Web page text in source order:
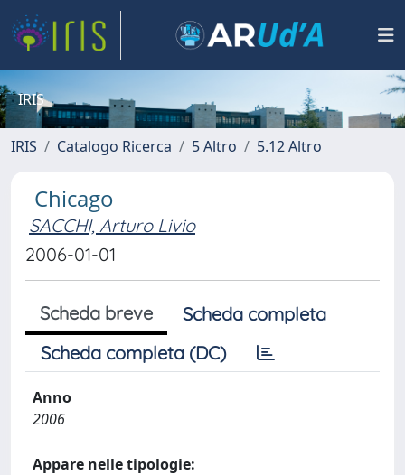
IRIS
IRIS Catalogo Ricerca 5 Altro 5.12 Altro
Chicago
SACCHI, Arturo Livio
2006-01-01
Scheda breve
Scheda completa
Scheda completa (DC)
Anno
2006
Appare nelle tipologie: